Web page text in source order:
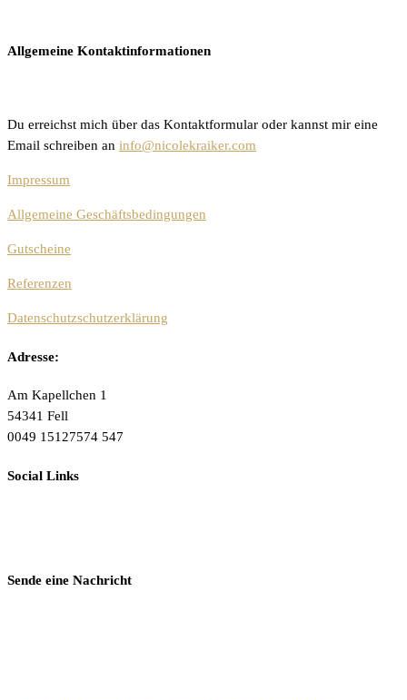
Allgemeine Kontaktinformationen
Du erreichst mich über das Kontaktformular oder kannst mir eine
Email schreiben an info@nicolekraiker.com
Impressum
Allgemeine Geschäftsbedingungen
Gutscheine
Referenzen
Datenschutzschutzerklärung
Adresse:
Am Kapellchen 1
54341 Fell
0049 15127574 547
Social Links
Sende eine Nachricht